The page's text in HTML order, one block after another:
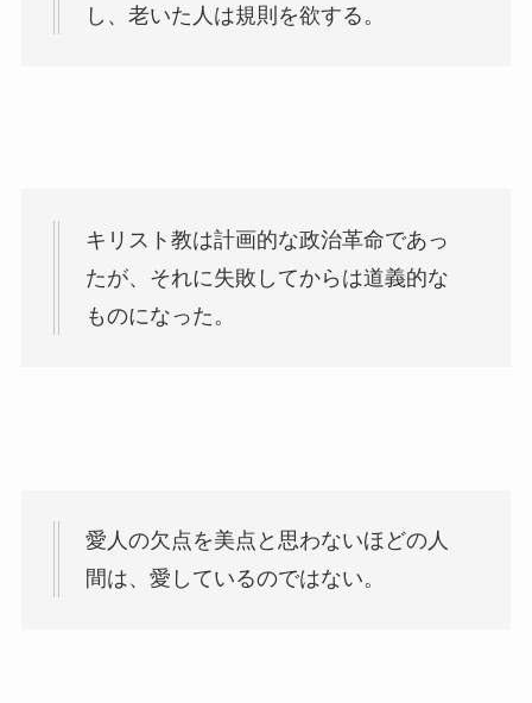
し、老いた人は規則を欲する。
キリスト教は計画的な政治革命であっ
たが、それに失敗してからは道義的な
ものになった。
愛人の欠点を美点と思わないほどの人
間は、愛しているのではない。